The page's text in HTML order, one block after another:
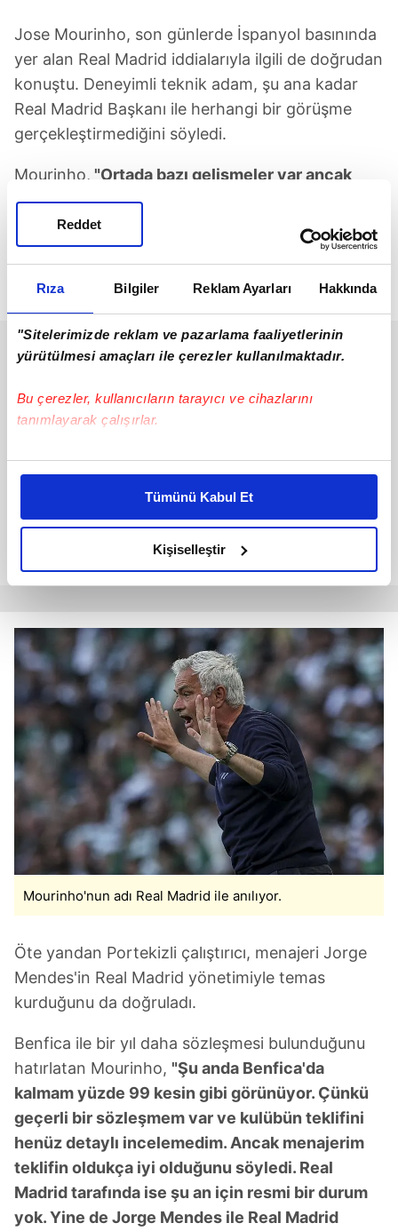
Rıza Bilgiler Reklam Ayarları Hakkında
"Sitelerimizde reklam ve pazarlama faaliyetlerinin
yürütülmesi amaçları ile çerezler kullanılmaktadır.
Bu çerezler, kullanıcıların tarayıcı ve cihazlarını
tanımlayarak çalışırlar.
Bu çerezlere izin vermeniz halinde sizlere özel
daha iyi reklam deneyimi yaşatabiliriz. Bunu yaparken
amacımızın size daha iyi bir reklam deneyimi sunmak
olduğunu ve sizlere en iyi içerikleri sunabilmek adına
elimizden gelen çabayı gösterdiğimizi ve bu noktada,
reklamların maliyetlerimizi karşılamak noktasında tek gelir
kalemimiz olduğunu sizlere hatırlatmak isteriz.
Her halükârda, kullanıcılar, bu çerezlere izin vermedikleri
takdirde, kullanıcılara hedefli reklamlar
gösterilmeyecektir."
Sizlere daha iyi bir hizmet sunabilmek için İnternet
Sitemizde kendimize ve üçüncü kişilere ait çerezler
kullanılmaktadır. Bu çerezler vasıtasıyla çeşitli kişisel
verileriniz işlenmekte olup gerekli olan çerezler bilgi
toplumu hizmetlerinin sunulması amacıyla
kullanılmaktadır. Diğer çerezler, sitemizin daha işlevsel
kılınması ve kişiselleştirilmesi ve sizlere yönelik
reklam/pazarlama faaliyetlerinin yapılması, amaçlarıyla
Çerezlere ilişkin tercihlerinizi aşağıda yer alan panel
vasıtasıyla belirleyebilirsiniz. Çerezlere ilişkin detaylı bilgi
için Ayarlar butonuna tıklayabilir,
Metnimizi
ziyaret edebilirsiniz.
6698 sayılı Kişisel Verilerin Korunması Kanunu uyarınca
hazırlanmış Aydınlatma Metnimizi okumak ve sitemizde
ilgili mevzuata uygun olarak kullanılan çerezlerle ilgili bilgi
almak için lütfentıklayınız.
Tümünü Kabul Et
Kişiselleştir
Reddet
Jose Mourinho, son günlerde İspanyol basınında
yer alan Real Madrid iddialarıyla ilgili de doğrudan
konuştu. Deneyimli teknik adam, şu ana kadar
Real Madrid Başkanı ile herhangi bir görüşme
gerçekleştirmediğini söyledi.
Mourinho, "Ortada bazı gelişmeler var ancak
imzalanmış bir sözleşme yok. Masada resmi bir
teklif yok. Real Madrid Başkanı veya kulüp
yapısındaki önemli isimlerle doğrudan
durum Benfica'dan gelen devam teklifidir"dedi.
Mourinho'nun adı Real Madrid ile anılıyor.
Öte yandan Portekizli çalıştırıcı, menajeri Jorge
Mendes'in Real Madrid yönetimiyle temas
kurduğunu da doğruladı.
Benfica ile bir yıl daha sözleşmesi bulunduğunu
hatırlatan Mourinho, "Şu anda Benfica'da
kalmam yüzde 99 kesin gibi görünüyor. Çünkü
geçerli bir sözleşmem var ve kulübün teklifini
henüz detaylı incelemedim. Ancak menajerim
teklifin oldukça iyi olduğunu söyledi. Real
Madrid tarafında ise şu an için resmi bir durum
yok. Yine de Jorge Mendes ile Real Madrid